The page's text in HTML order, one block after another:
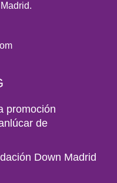
promoción
de
Down Madrid